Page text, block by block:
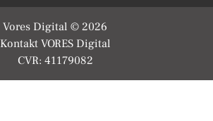
Vores Digital © 2026
Kontakt VORES Digital
CVR: 41179082